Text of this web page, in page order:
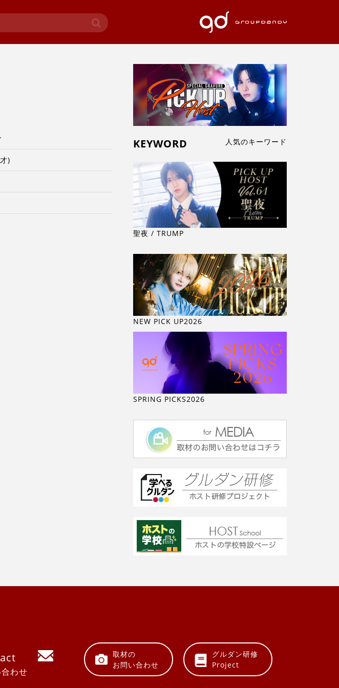
KEYWORD 人気のキーワード
聖夜 / TRUMP
NEW PICK UP2026
SPRING PICKS2026
)
わせ
取材の
お問い合わせ
グルダン研修
Project